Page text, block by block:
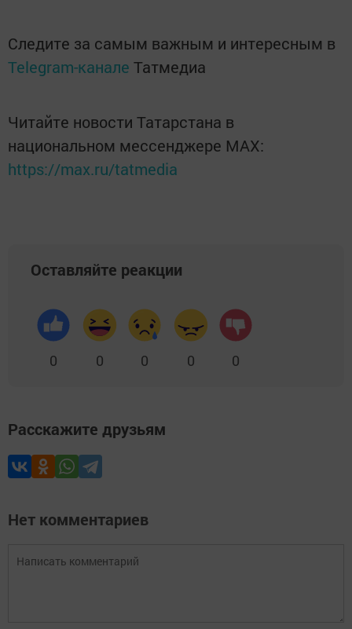
Следите за самым важным и интересным в
Telegram-канале Татмедиа
Читайте новости Татарстана в
национальном мессенджере MАХ:
https://max.ru/tatmedia
Оставляйте реакции
0 0 0 0 0
Расскажите друзьям
Нет комментариев